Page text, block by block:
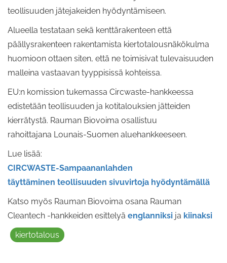
teollisuuden jätejakeiden hyödyntämiseen.
Alueella testataan sekä kenttärakenteen että
päällysrakenteen rakentamista kiertotalousnäkökulma
huomioon ottaen siten, että ne toimisivat tulevaisuuden
malleina vastaavan tyyppisissä kohteissa.
EU:n komission tukemassa Circwaste-hankkeessa
edistetään teollisuuden ja kotitalouksien jätteiden
kierrätystä. Rauman Biovoima osallistuu
rahoittajana Lounais-Suomen aluehankkeeseen.
Lue lisää:
CIRCWASTE-Sampaananlahden
täyttäminen teollisuuden sivuvirtoja hyödyntämällä
Katso myös Rauman Biovoima osana Rauman
Cleantech -hankkeiden esittelyä englanniksi ja kiinaksi
kiertotalous